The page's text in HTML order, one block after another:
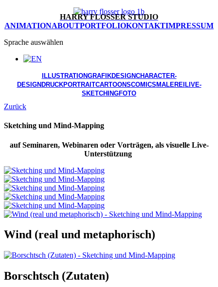
HARRY FLOSSER STUDIO
ANIMATIONABOUTPORTFOLIOKONTAKTIMPRESSUM
Sprache auswählen
ILLUSTRATIONGRAFIKDESIGNCHARACTER-
DESIGN DRUCKPORTRAITCARTOONSCOMICS MALEREI LIVE-
SKETCHINGFOTO
Zurück
Sketching und Mind-Mapping
auf Seminaren, Webinaren oder Vorträgen, als visuelle Live-
Unterstützung
Wind (real und metaphorisch)
Borschtsch (Zutaten)